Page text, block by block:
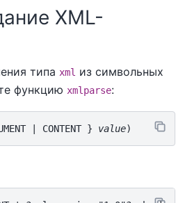
XML-
типа xml из символьных
функцию xmlparse:
| CONTENT } value